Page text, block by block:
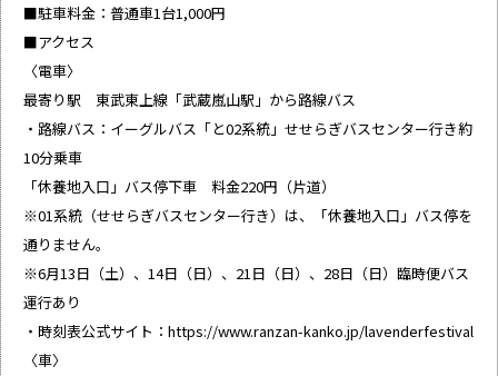
■駐車料金：普通車1台1,000円
■アクセス
〈電車〉
最寄り駅 東武東上線「武蔵嵐山駅」から路線バス
・路線バス：イーグルバス「と02系統」せせらぎバスセンター行き約
10分乗車
「休養地入口」バス停下車 料金220円（片道）
※01系統（せせらぎバスセンター行き）は、「休養地入口」バス停を
通りません。
※6月13日（土）、14日（日）、21日（日）、28日（日）臨時便バス
運行あり
・時刻表公式サイト： https://www.ranzan-kanko.jp/lavenderfestival
〈車〉